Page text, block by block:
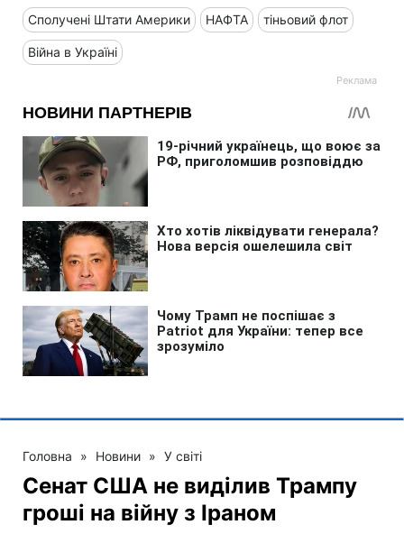
Сполучені Штати Америки НАФТА тіньовий флот
Війна в Україні
Головна » Новини » У світі
Сенат США не виділив Трампу
гроші на війну з Іраном